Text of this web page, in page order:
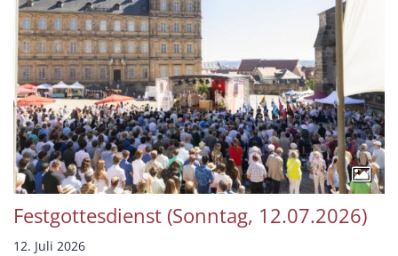
Festgottesdienst (Sonntag, 12.07.2026)
12. Juli 2026